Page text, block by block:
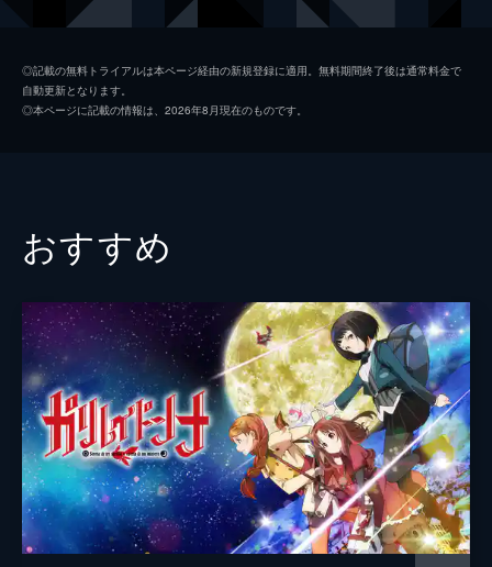
を巨大人型兵器「ガランドール」が救う。
#02 君を （なんとか）信じたい！！
新宿を追われ、秋葉原へ逃れてきた細道た
ち。反政府組織「アラハバキ」のアジトの本
#03 見たか！（まさかの）大逆転！！
心を閉ざして意識を失ってしまったりんに接
ブを試みる。そこはザバーンのヒーローショ
ー会場だった。そこで、細道とりんは人質と
して捕らえられてしまい...。
24分
#04 なんてったって（日本最後の）私はア
イドル！
第二の電池少女、蒼葉夕紀を見つけ出したア
ラハバキ。地下アイドルである彼女は、人気
爆上げシチュエーションを逃すはずもなく、
ふたつ返事で電池少女となる。細道は彼女の
赤城りん ファイルーズあい
バルザック山田 杉田智和
神楽坂ミミ 豊崎愛生
宗方安寿 福地教光
鵜飼 松田健一郎
メガネ 水島大宙
キャップ 葉山翔太
ポチャ 金子隼人
◎記載の無料トライアルは本ページ経由の新規登録に適用。無料期間終了後は通常料金で
自動更新となります。
◎本ページに記載の情報は、2026年8月現在のものです。
おすすめ